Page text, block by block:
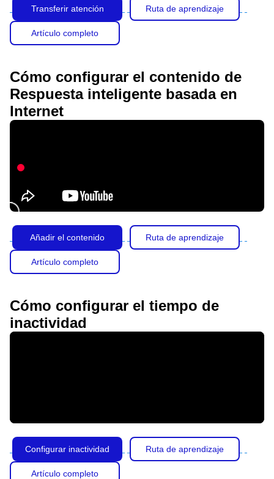
Transferir atención Ruta de aprendizaje
Artículo completo
Cómo configurar el contenido de
Respuesta inteligente basada en
Internet
Añadir el contenido Ruta de aprendizaje
Artículo completo
Cómo configurar el tiempo de
inactividad
Configurar inactividad Ruta de aprendizaje
Artículo completo